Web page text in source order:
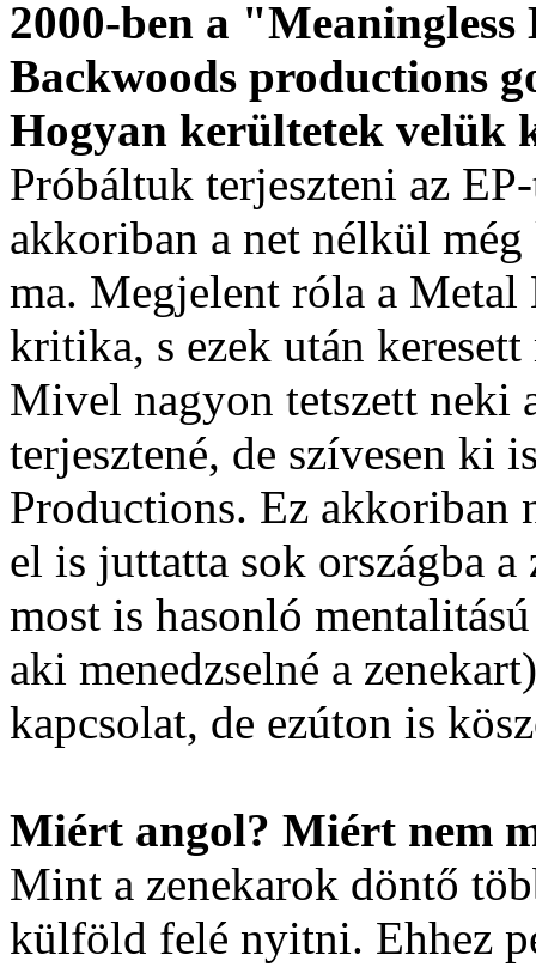
2000-ben a
Backwoods productions
Hogyan kerültetek velük
Próbáltuk terjeszteni az
akkoriban a net nélkül
ma. Megjelent róla a
kritika, s ezek után
Mivel nagyon tetszett neki
terjesztené, de szívesen ki
Productions. Ez akkoriban
el is juttatta sok országba
most is hasonló
aki menedzselné a
kapcsolat, de ezúton is
Miért angol? Miért nem
Mint a zenekarok döntő
külföld felé nyitni. Ehhez